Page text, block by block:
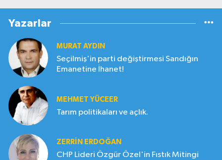
Yazarlar
MURAT AYDIN
Seçilmiş'in parti değiştirmesi Sandığın
Emanetine İhanet!
MEHMET YÜCEER
Tarım politikaları ve açlık.
ZERRIN ERDOĞAN
CHP Lideri Özgür Özel'in Fıstık Mitingi